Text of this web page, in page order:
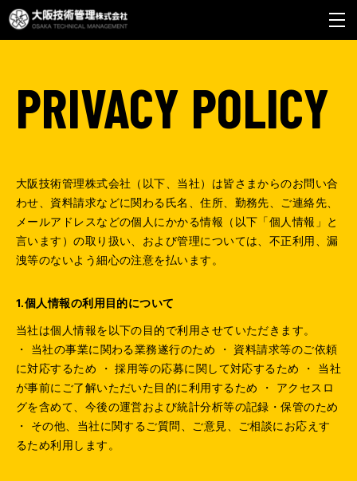
PRIVACY POLICY
大阪技術管理株式会社（以下、当社）は皆さまからのお問い合
わせ、資料請求などに関わる氏名、住所、勤務先、ご連絡先、
メールアドレスなどの個人にかかる情報（以下「個人情報」と
言います）の取り扱い、および管理については、不正利用、漏
洩等のないよう細心の注意を払います。
1.個人情報の利用目的について
当社は個人情報を以下の目的で利用させていただきます。
・ 当社の事業に関わる業務遂行のため ・ 資料請求等のご依頼
に対応するため ・ 採用等の応募に関して対応するため ・ 当社
が事前にご了解いただいた目的に利用するため ・ アクセスロ
グを含めて、今後の運営および統計分析等の記録・保管のため
・ その他、当社に関するご質問、ご意見、ご相談にお応えす
るため利用します。